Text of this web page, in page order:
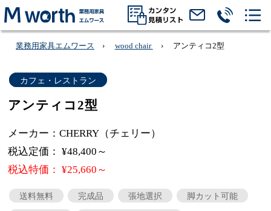
業務用家具エムワース wood chair アンティコ2型
カフェ・レストラン
アンティコ2型
メーカー：CHERRY（チェリー）
税込定価： ¥48,400～
税込特価： ¥25,660～
送料無料 完成品 張地選択
脚カット可能